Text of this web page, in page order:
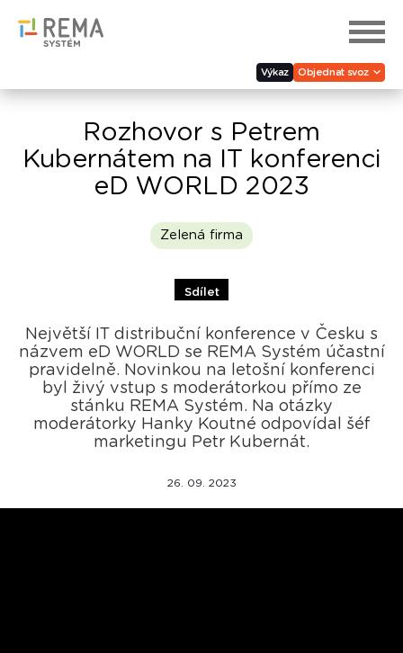
Výkaz Objednat svoz
Rozhovor s Petrem
Kubernátem na IT konferenci
eD WORLD 2023
Zelená firma
Sdílet
Největší IT distribuční konference v Česku s
názvem eD WORLD se REMA Systém účastní
pravidelně. Novinkou na letošní konferenci
byl živý vstup s moderátorkou přímo ze
stánku REMA Systém. Na otázky
moderátorky Hanky Koutné odpovídal šéf
marketingu Petr Kubernát.
26. 09. 2023